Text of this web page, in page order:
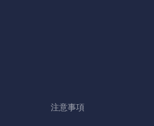
注意事項